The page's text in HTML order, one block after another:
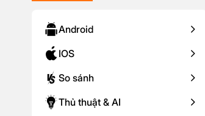
Android
IOS
So sánh
Thủ thuật & AI